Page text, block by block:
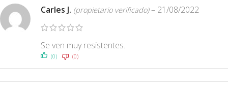
Carles J. (propietario verificado) – 21/08/2022
Se ven muy resistentes.
(0) (0)